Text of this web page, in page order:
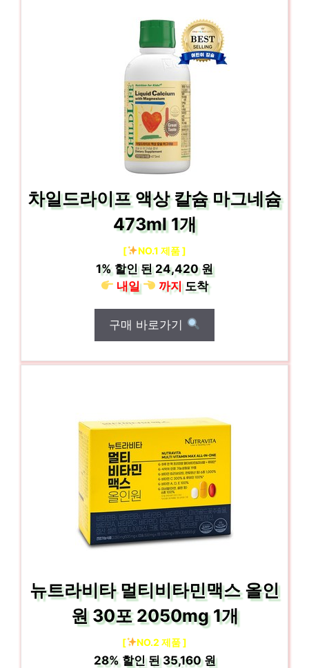
차일드라이프 액상 칼슘 마그네슘
473ml 1개
[ NO.1 제품 ]
1% 할인 된24,420 원
내일
까지도착
구매 바로가기
뉴트라비타 멀티비타민맥스 올인
원 30포 2050mg 1개
[ NO.2 제품 ]
28%할인 된35,160 원